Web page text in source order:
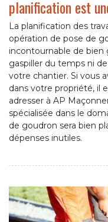
planification est
La planification des
opération de pose de
incontournable de bien
gaspiller du temps ni
votre chantier. Si vous
dans votre propriété, il
adresser à AP
spécialisée dans le
de goudron sera bien
dépenses inutiles.